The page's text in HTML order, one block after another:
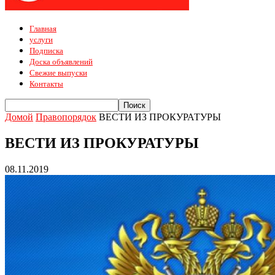
Главная
услуги
Подписка
Доска объявлений
Свежие выпуски
Контакты
Домой Правопорядок ВЕСТИ ИЗ ПРОКУРАТУРЫ
ВЕСТИ ИЗ ПРОКУРАТУРЫ
08.11.2019